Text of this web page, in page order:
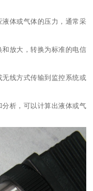
体或气体的压力，通常采
放大，转换为标准的电信
线方式传输到监控系统或
析，可以计算出液体或气